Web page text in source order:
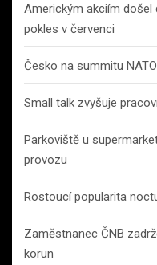
Americkým akciím došel
pokles v červenci
Česko na summitu
Small talk zvyšuje
Parkoviště u
provozu
Rostoucí popularita
Zaměstnanec ČNB
korun